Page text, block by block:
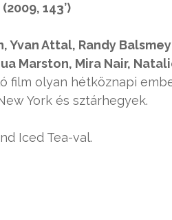
143’)
Yvan Attal, Randy
Marston, Mira Nair,
film olyan hétköznapi
York és sztárhegyek.
Iced Tea-val.